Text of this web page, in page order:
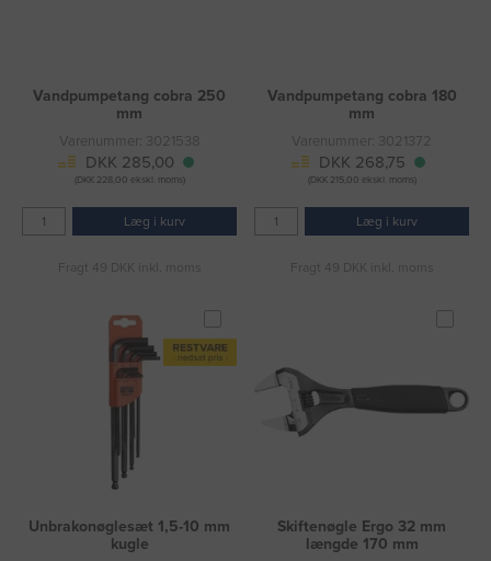
Vandpumpetang cobra 250
mm
Varenummer: 3021538
DKK 285,00
(DKK 228,00 ekskl. moms)
Læg i kurv
Fragt 49 DKK inkl. moms
Vandpumpetang cobra 180
mm
Varenummer: 3021372
DKK 268,75
(DKK 215,00 ekskl. moms)
Læg i kurv
Fragt 49 DKK inkl. moms
Unbrakonøglesæt 1,5-10 mm
kugle
Skiftenøgle Ergo 32 mm
længde 170 mm